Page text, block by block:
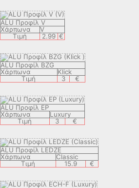
ALU Προφίλ V
Χάρπωνα
V
Τιμή
2.99 €
ALU Προφίλ BZG
Χάρπωνα
Klick
Τιμή
3 €
ALU Προφίλ EP
Χάρπωνα
Luxury
Τιμή
3 €
ALU Προφίλ LEDZE
Χάρπωνα
Classic
Τιμή
15.9 €